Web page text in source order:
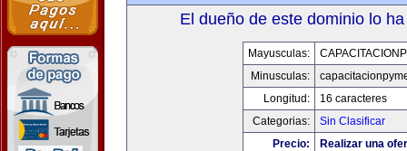
El dueño de este dominio lo
Mayusculas:
Minusculas:
Longitud:
16 caracteres
Categorias:
Sin Clasificar
Precio:
Realizar una